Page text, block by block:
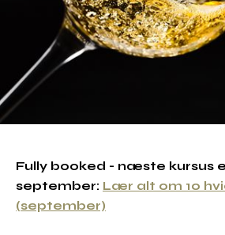
Fully booked - næste kursus
september: Lær alt om 10
(september)